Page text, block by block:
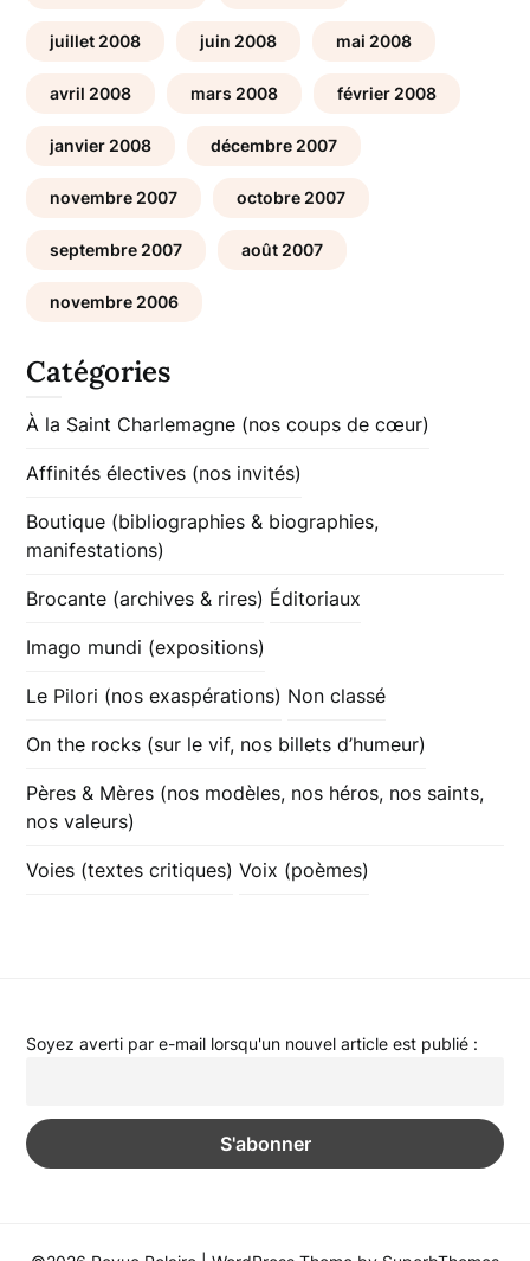
juillet 2008 juin 2008 mai 2008
avril 2008 mars 2008 février 2008
janvier 2008 décembre 2007
novembre 2007 octobre 2007
septembre 2007 août 2007
novembre 2006
Catégories
À la Saint Charlemagne (nos coups de cœur)
Affinités électives (nos invités)
Boutique (bibliographies & biographies,
manifestations)
Brocante (archives & rires) Éditoriaux
Imago mundi (expositions)
Le Pilori (nos exaspérations) Non classé
On the rocks (sur le vif, nos billets d’humeur)
Pères & Mères (nos modèles, nos héros, nos saints,
nos valeurs)
Voies (textes critiques) Voix (poèmes)
Soyez averti par e-mail lorsqu'un nouvel article est publié :